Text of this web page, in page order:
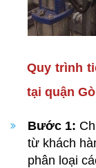
Quy trình
tại quận
Bước 1:
từ khách
phân loại